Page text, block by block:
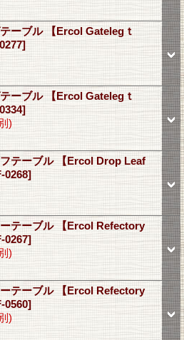
ーブル 【Ercol Gatelegｔ
ーブル 【Ercol Gatelegｔ
)
テーブル 【Ercol Drop Leaf
0268]
テーブル 【Ercol Refectory
0267]
)
テーブル 【Ercol Refectory
0560]
)